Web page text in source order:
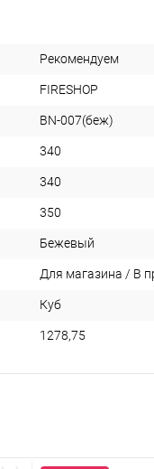
Рекомендуем
FIRESHOP
BN-007(беж)
340
340
350
Бежевый
Для магазина / В
Куб
1278,75